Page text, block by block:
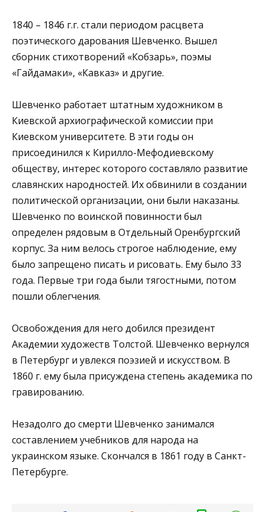
1840 – 1846 г.г. стали периодом расцвета
поэтического дарования Шевченко. Вышел
сборник стихотворений «Кобзарь», поэмы
«Гайдамаки», «Кавказ» и другие.
Шевченко работает штатным художником в
Киевской архиографической комиссии при
Киевском университете. В эти годы он
присоединился к Кирилло-Мефодиевскому
обществу, интерес которого составляло развитие
славянских народностей. Их обвинили в создании
политической организации, они были наказаны.
Шевченко по воинской повинности был
определен рядовым в Отдельный Оренбургский
корпус. За ним велось строгое наблюдение, ему
было запрещено писать и рисовать. Ему было 33
года. Первые три года были тягостными, потом
пошли облегчения.
Освобождения для него добился президент
Академии художеств Толстой. Шевченко вернулся
в Петербург и увлекся поэзией и искусством. В
1860 г. ему была присуждена степень академика по
гравированию.
Незадолго до смерти Шевченко занимался
составлением учебников для народа на
украинском языке. Скончался в 1861 году в Санкт-
Петербурге.